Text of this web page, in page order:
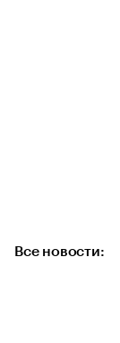
Все новости: